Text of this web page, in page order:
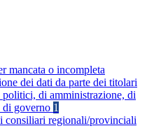
mancata o incompleta
dei dati da parte dei titolari
di amministrazione, di
di governo 1
consiliari regionali/provinciali